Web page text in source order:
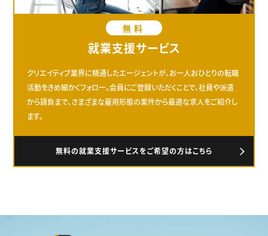
無料
就業支援サービス
クリエイティブ業界に精通したエージェントが、お一人おひとりの転職
活動をきめ細かくフォロー。会員にご登録いただくことで、社員や派遣
から請負まで、さまざまな雇用形態の案件から最適な求人をご紹介し
ます。
無料の就業支援サービスをご希望の方はこちら